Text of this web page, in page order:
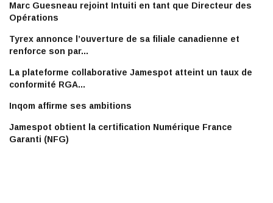
Marc Guesneau rejoint Intuiti en tant que Directeur des
Opérations
Tyrex annonce l’ouverture de sa filiale canadienne et
renforce son par...
La plateforme collaborative Jamespot atteint un taux de
conformité RGA...
Inqom affirme ses ambitions
Jamespot obtient la certification Numérique France
Garanti (NFG)